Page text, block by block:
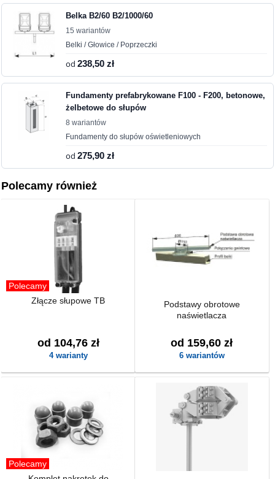
Belka B2/60 B2/1000/60
15 wariantów
Belki / Głowice / Poprzeczki
od238,50 zł
Fundamenty prefabrykowane F100 - F200, betonowe,
żelbetowe do słupów
8 wariantów
Fundamenty do słupów oświetleniowych
od275,90 zł
Polecamy również
Polecamy
Złącze słupowe TB
od 104,76 zł
4 warianty
Podstawy obrotowe
naświetlacza
od 159,60 zł
6 wariantów
Polecamy